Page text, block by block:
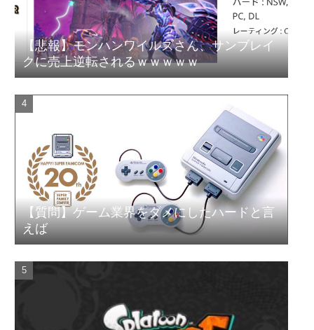
【悲報】モンハンワイルズさん、サンブレイ
クに売上逆転されるｗｗｗｗｗ
【質問】ゲーム業界をダメにしたハードと言
えば